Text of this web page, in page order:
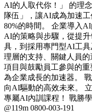
AI的人取代你！」 的理
隊伍」，讓AI成為加速
80%的時間。 企業導入
AI的策略與步驟，從提
具，到採用專門型AI工
理層的支持、關鍵人員
項目與鼓勵員工參與的
為企業成長的加速器。
向AI驅動的高效未來。
專屬AI內訓課程！ 戰勝
@119m 0800-003-191